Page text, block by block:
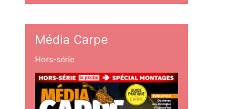
Média Carpe
Hors-série